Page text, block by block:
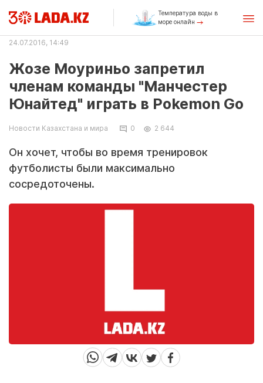
Температура воды в
море онлайн
24.07.2016, 14:49
Жозе Моуриньо запретил
членам команды "Манчестер
Юнайтед" играть в Pokemon Go
Новости Казахстана и мира 0 2 644
Он хочет, чтобы во время тренировок
футболисты были максимально
сосредоточены.